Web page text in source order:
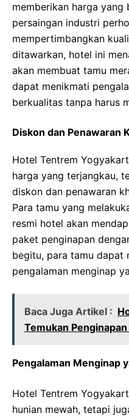
memberikan harga yang
persaingan industri
mempertimbangkan
ditawarkan, hotel ini
akan membuat tamu
dapat menikmati
berkualitas tanpa harus
Diskon dan Penawaran
Hotel Tentrem
harga yang terjangkau,
diskon dan penawaran
Para tamu yang
resmi hotel akan
paket penginapan
begitu, para tamu dapat
pengalaman menginap
Baca Juga Artikel :
Temukan
Pengalaman Menginap
Hotel Tentrem
hunian mewah, tetapi